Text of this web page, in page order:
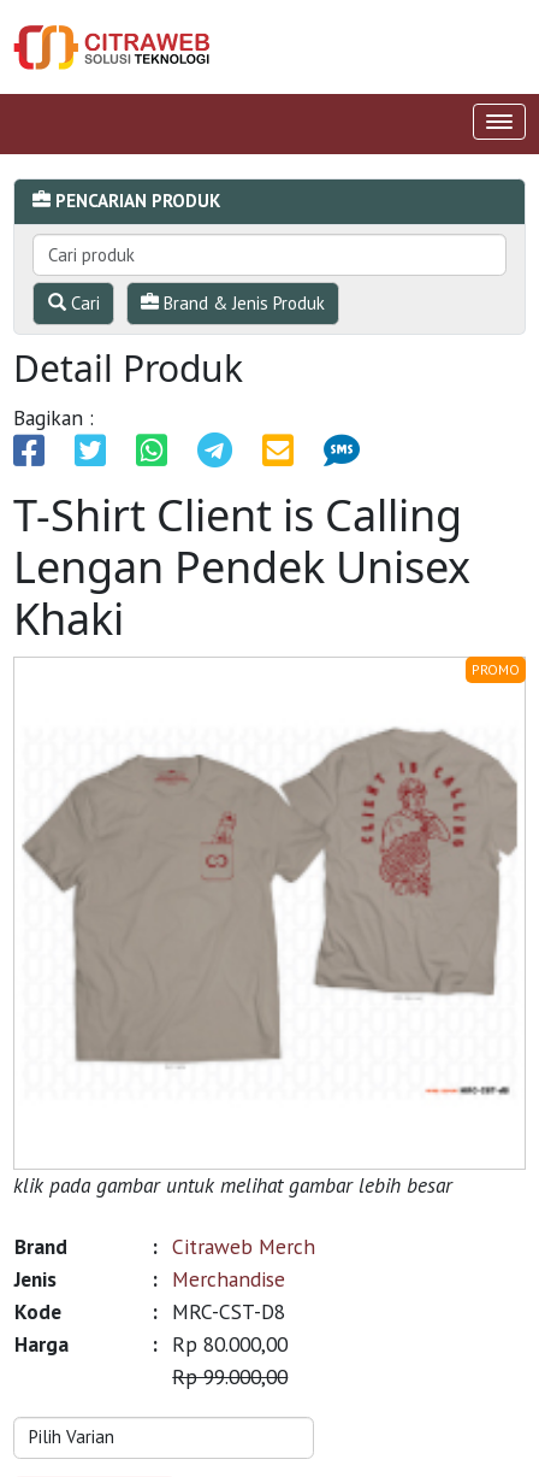
PENCARIAN PRODUK
Cari Brand & Jenis Produk
Detail Produk
Bagikan :
T-Shirt Client is Calling
Lengan Pendek Unisex
Khaki
PROMO
klik pada gambar untuk melihat gambar lebih besar
Brand : Citraweb Merch
Jenis
: Merchandise
Kode
: MRC-CST-D8
Harga
: Rp 80.000,00
Rp 99.000,00